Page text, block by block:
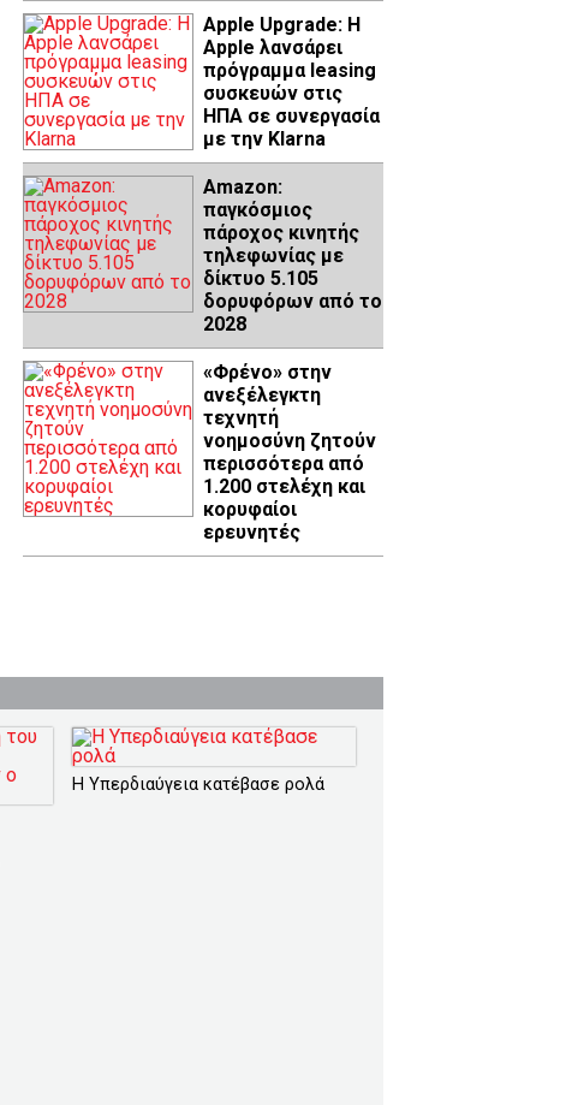
Apple Upgrade: Η
Apple λανσάρει
πρόγραμμα leasing
συσκευών στις
ΗΠΑ σε συνεργασία
με την Klarna
Amazon:
παγκόσμιος
πάροχος κινητής
τηλεφωνίας με
δίκτυο 5.105
δορυφόρων από το
2028
«Φρένο» στην
ανεξέλεγκτη
τεχνητή
νοημοσύνη ζητούν
περισσότερα από
1.200 στελέχη και
κορυφαίοι
ερευνητές
Η Υπερδιαύγεια κατέβασε ρολά